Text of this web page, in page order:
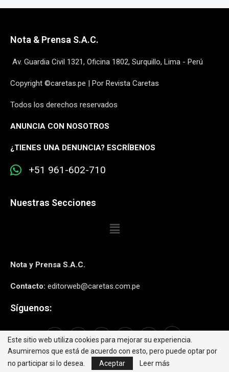
Nota & Prensa S.A.C.
Av. Guardia Civil 1321, Oficina 1802, Surquillo, Lima - Perú
Copyright ©caretas.pe | Por Revista Caretas
Todos los derechos reservados
ANUNCIA CON NOSOTROS
¿TIENES UNA DENUNCIA? ESCRÍBENOS
+51 961-602-710
Nuestras Secciones
Nota y Prensa S.A.C.
Contacto: editorweb@caretas.com.pe
Síguenos:
Este sitio web utiliza cookies para mejorar su experiencia.
Asumiremos que está de acuerdo con esto, pero puede optar por
no participar si lo desea.
Aceptar Leer más